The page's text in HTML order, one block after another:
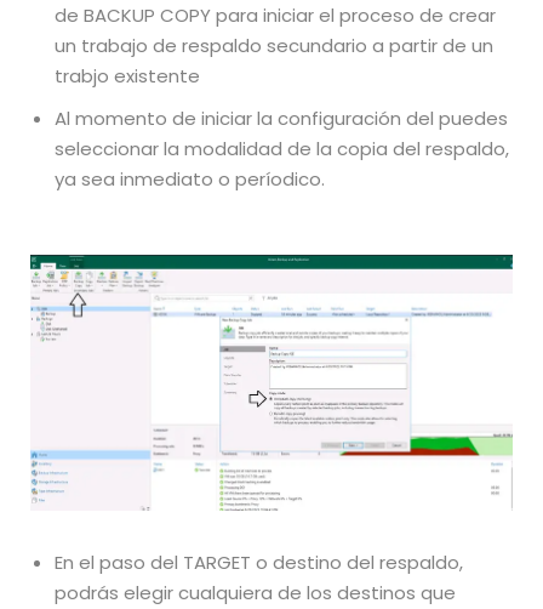
de BACKUP COPY para iniciar el proceso de crear
un trabajo de respaldo secundario a partir de un
trabjo existente
Al momento de iniciar la configuración del puedes
seleccionar la modalidad de la copia del respaldo,
ya sea inmediato o períodico.
En el paso del TARGET o destino del respaldo,
podrás elegir cualquiera de los destinos que